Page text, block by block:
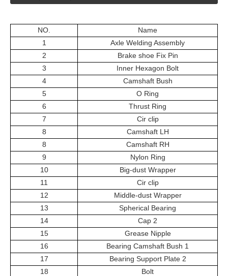
NO.
Name
1
Axle Welding Assembly
2
Brake shoe Fix Pin
3
Inner Hexagon Bolt
4
Camshaft Bush
5
O Ring
6
Thrust Ring
7
Cir clip
8
Camshaft LH
8
Camshaft RH
9
Nylon Ring
10
Big-dust Wrapper
11
Cir clip
12
Middle-dust Wrapper
13
Spherical Bearing
14
Cap 2
15
Grease Nipple
16
Bearing Camshaft Bush 1
17
Bearing Support Plate 2
18
Bolt